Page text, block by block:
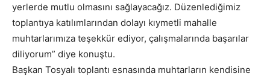
yerlerde mutlu olmasını sağlayacağız. Düzenlediğimiz
toplantıya katılımlarından dolayı kıymetli mahalle
muhtarlarımıza teşekkür ediyor, çalışmalarında başarılar
diliyorum” diye konuştu.
Başkan Tosyalı toplantı esnasında muhtarların kendisine